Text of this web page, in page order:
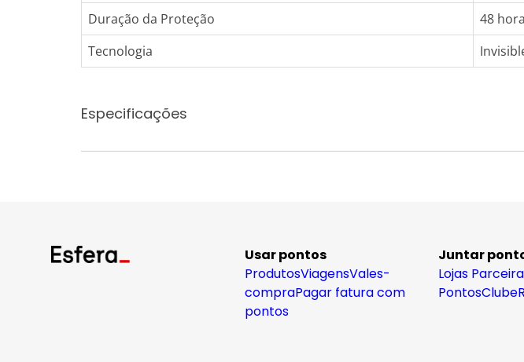
Duração da Proteção
48
Tecnologia
Especificações
Usar pontos
ProdutosViagensVales-
compraPagar fatura com
pontos
Juntar
Lojas
PontosClube